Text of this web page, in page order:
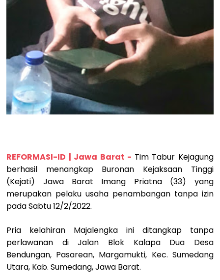
REFORMASI-ID | Jawa Barat - Tim Tabur Kejagung
berhasil menangkap Buronan Kejaksaan Tinggi
(Kejati) Jawa Barat Imang Priatna (33) yang
merupakan pelaku usaha penambangan tanpa izin
pada Sabtu 12/2/2022.
Pria kelahiran Majalengka ini ditangkap tanpa
perlawanan di Jalan Blok Kalapa Dua Desa
Bendungan, Pasarean, Margamukti, Kec. Sumedang
Utara, Kab. Sumedang, Jawa Barat.